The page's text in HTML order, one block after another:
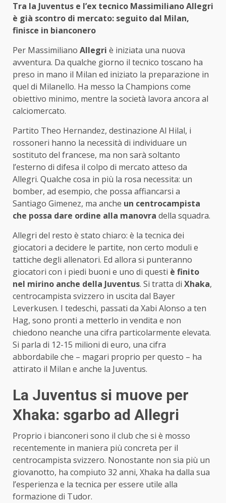
Tra la Juventus e l’ex tecnico Massimiliano Allegri
è già scontro di mercato: seguito dal Milan,
finisce in bianconero
Per Massimiliano Allegri è iniziata una nuova
avventura. Da qualche giorno il tecnico toscano ha
preso in mano il Milan ed iniziato la preparazione in
quel di Milanello. Ha messo la Champions come
obiettivo minimo, mentre la società lavora ancora al
calciomercato.
Partito Theo Hernandez, destinazione Al Hilal, i
rossoneri hanno la necessità di individuare un
sostituto del francese, ma non sarà soltanto
l’esterno di difesa il colpo di mercato atteso da
Allegri. Qualche cosa in più la rosa necessita: un
bomber, ad esempio, che possa affiancarsi a
Santiago Gimenez, ma anche un centrocampista
che possa dare ordine alla manovra della squadra.
Allegri del resto è stato chiaro: è la tecnica dei
giocatori a decidere le partite, non certo moduli e
tattiche degli allenatori. Ed allora si punteranno
giocatori con i piedi buoni e uno di questi è finito
nel mirino anche della Juventus. Si tratta di Xhaka,
centrocampista svizzero in uscita dal Bayer
Leverkusen. I tedeschi, passati da Xabi Alonso a ten
Hag, sono pronti a metterlo in vendita e non
chiedono neanche una cifra particolarmente elevata.
Si parla di 12-15 milioni di euro, una cifra
abbordabile che – magari proprio per questo – ha
attirato il Milan e anche la Juventus.
La Juventus si muove per
Xhaka: sgarbo ad Allegri
Proprio i bianconeri sono il club che si è mosso
recentemente in maniera più concreta per il
centrocampista svizzero. Nonostante non sia più un
giovanotto, ha compiuto 32 anni, Xhaka ha dalla sua
l’esperienza e la tecnica per essere utile alla
formazione di Tudor.